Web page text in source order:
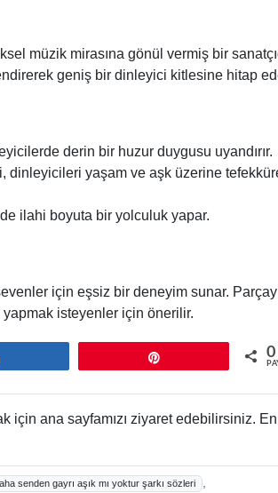
müzik mirasına gönül vermiş bir
geniş bir dinleyici kitlesine hitap
derin bir huzur duygusu uyandırır.
dinleyicileri yaşam ve aşk üzerine
ilahi boyuta bir yolculuk yapar.
için eşsiz bir deneyim sunar.
isteyenler için önerilir.
0
için ana sayfamızı ziyaret edebilirsiniz. En
senden gayrı aşık mı yoktur şarkı sözleri ,